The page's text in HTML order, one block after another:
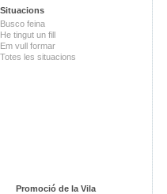
Situacions
Busco feina
He tingut un fill
Em vull formar
Totes les situacions
Promoció de la Vila